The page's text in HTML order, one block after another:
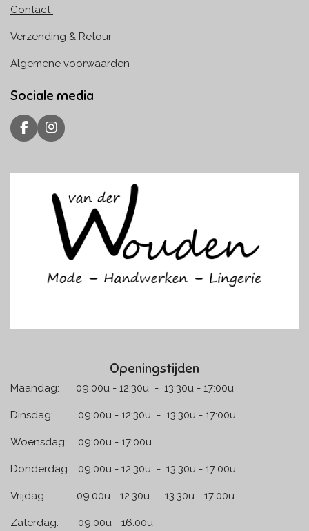
Contact
Verzending & Retour
Algemene voorwaarden
Sociale media
F
a
e
I
n
t
g
r
a
m
Openingstijden
Maandag: 09:00u - 12:30u - 13:30u - 17:00u
Dinsdag: 09:00u - 12:30u - 13:30u - 17:00u
Woensdag: 09:00u - 17:00u
Donderdag: 09:00u - 12:30u - 13:30u - 17:00u
Vrijdag: 09:00u - 12:30u - 13:30u - 17:00u
Zaterdag: 09:00u - 16:00u